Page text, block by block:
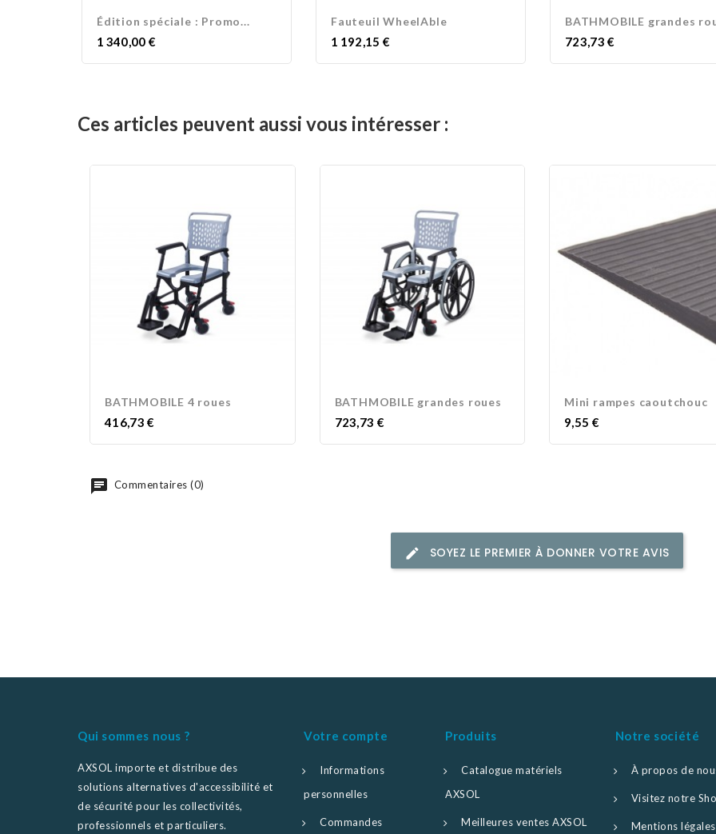
Édition spéciale : Promo...
Prix
1 340,00 €
Fauteuil WheelAble
Prix
1 192,15 €
BATHMOBILE grandes
Prix
723,73 €
Ces articles peuvent aussi vous intéresser :
BATHMOBILE 4 roues
Prix
416,73 €
BATHMOBILE grandes roues
Prix
723,73 €
Mini rampes caoutchouc
Prix
9,55 €
Commentaires (0)
SOYEZ LE PREMIER À DONNER VOTRE AVIS
Qui sommes nous ?
AXSOL importe et distribue des
solutions alternatives d'accessibilité et
de sécurité pour les collectivités,
professionnels et particuliers.
Votre compte
Informations
personnelles
Commandes
Produits
Catalogue matériels
AXSOL
Meilleures ventes AXSOL
Notre société
À propos de
Visitez notre
Mentions légales